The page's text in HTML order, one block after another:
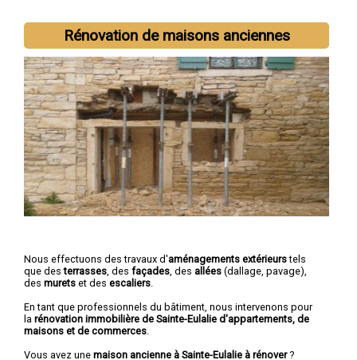
Rénovation de maisons anciennes
Nous effectuons des travaux d'aménagements extérieurstels
que desterrasses , des façades , des allées (dallage, pavage),
des murets et des escaliers
En tant que professionnels du bâtiment, nous intervenons pour
la rénovation immobilière de Sainte-Eulalie d'appartements, de
maisons et de commerces
Vous avez une maison ancienne à Sainte-Eulalie à rénover?